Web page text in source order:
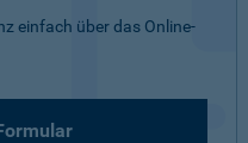
einfach über das Online-